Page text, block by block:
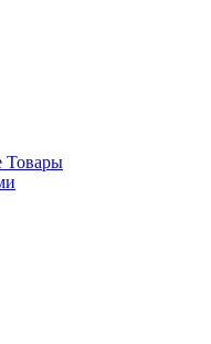
Товары